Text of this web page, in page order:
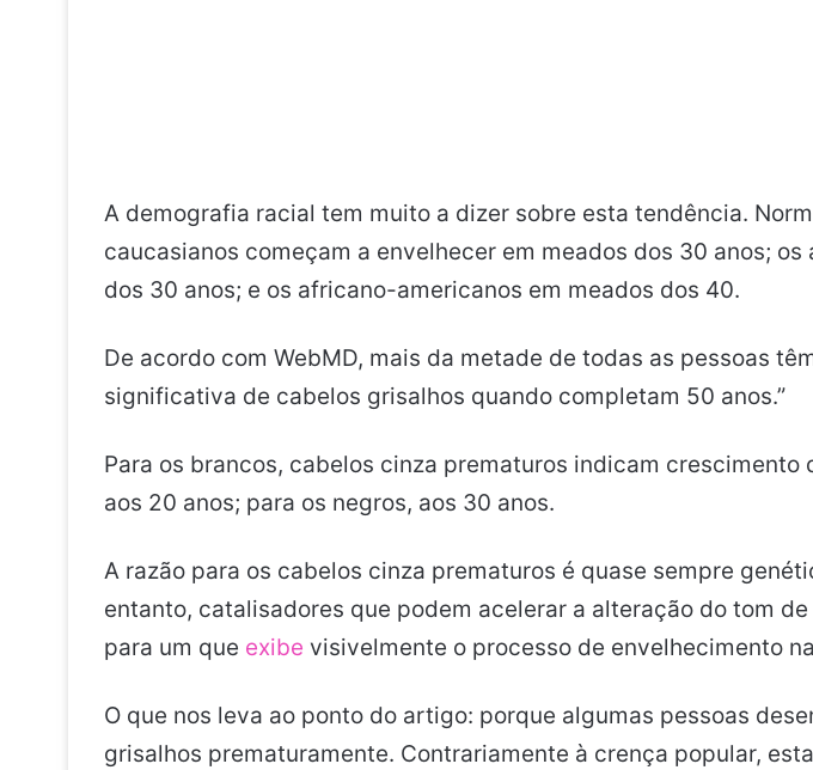
A demografia racial tem muito a dizer sobre esta tendência.
caucasianos começam a envelhecer em meados dos 30 anos; os
dos 30 anos; e os africano-americanos em meados dos 40.
De acordo com WebMD, mais da metade de todas as pessoas
significativa de cabelos grisalhos quando completam 50 anos.”
Para os brancos, cabelos cinza prematuros indicam crescimento
aos 20 anos; para os negros, aos 30 anos.
A razão para os cabelos cinza prematuros é quase sempre
entanto, catalisadores que podem acelerar a alteração do tom de
para um que exibe visivelmente o processo de envelhecimento
O que nos leva ao ponto do artigo: porque algumas pessoas
grisalhos prematuramente. Contrariamente à crença popular,